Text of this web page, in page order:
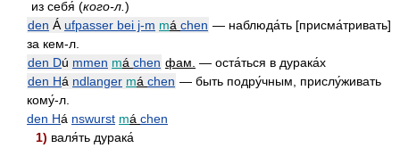
из себя́ (кого-л.)
den Á ufpasser bei j-m má chen — наблюда́ть [присма́тривать]
за кем-л.
den Dú mmen má chen фам. — оста́ться в дурака́х
den Há ndlanger má chen — быть подру́чным, прислу́живать
кому́-л.
den Há nswurst má chen
1) валя́ть дурака́